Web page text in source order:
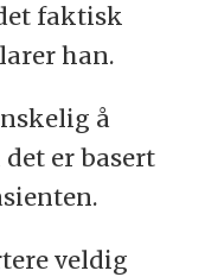
faktisk
han.
å
er basert
veldig